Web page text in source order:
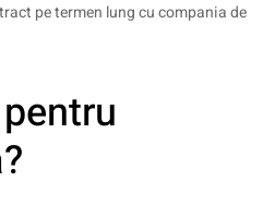
pe termen lung cu compania de